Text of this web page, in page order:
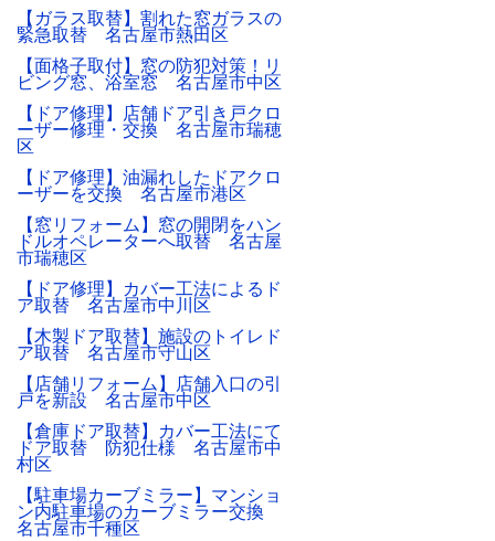
【ガラス取替】割れた窓ガラスの
緊急取替 名古屋市熱田区
【面格子取付】窓の防犯対策！リ
ビング窓、浴室窓 名古屋市中区
【ドア修理】店舗ドア引き戸クロ
ーザー修理・交換 名古屋市瑞穂
区
【ドア修理】油漏れしたドアクロ
ーザーを交換 名古屋市港区
【窓リフォーム】窓の開閉をハン
ドルオペレーターへ取替 名古屋
市瑞穂区
【ドア修理】カバー工法によるド
ア取替 名古屋市中川区
【木製ドア取替】施設のトイレド
ア取替 名古屋市守山区
【店舗リフォーム】店舗入口の引
戸を新設 名古屋市中区
【倉庫ドア取替】カバー工法にて
ドア取替 防犯仕様 名古屋市中
村区
【駐車場カーブミラー】マンショ
ン内駐車場のカーブミラー交換
名古屋市千種区